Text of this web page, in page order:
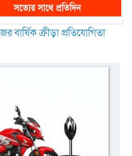
বার্ষিক ক্রীড়া প্রতিযোগিতা